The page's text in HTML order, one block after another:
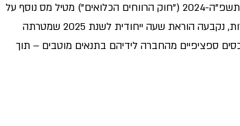
חוק ההתייעלות הכלכלית (תיקוני חקיקה להשגת יעדי התקציב לשנת 2025) (מיסוי רווחים לא מחולקים), התשפ"ה-2024 ("חוק הרווחים הכלואים") מטיל מס נוסף על
רווחים שלא חולקו בחברות פרטיות. בשל ההשלכות הדרמטיות של החוק החדש על מיסוי רווחיהן של חברות, נקבעה הוראת שעה ייחודית לשנת 2025 שמטרתה
ספציפיים מהחברה לידיהם בתנאים מוטבים – תוך